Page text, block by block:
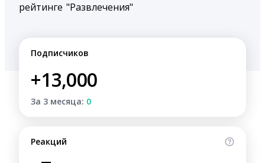
рейтинге "Развлечения"
Подписчиков
+13,000
За 3 месяца: 0
Реакций